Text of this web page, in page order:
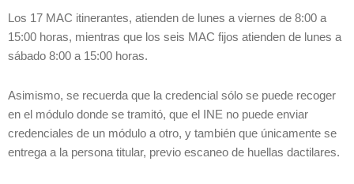
Los 17 MAC itinerantes, atienden de lunes a viernes de 8:00 a
15:00 horas, mientras que los seis MAC fijos atienden de lunes a
sábado 8:00 a 15:00 horas.
Asimismo, se recuerda que la credencial sólo se puede recoger
en el módulo donde se tramitó, que el INE no puede enviar
credenciales de un módulo a otro, y también que únicamente se
entrega a la persona titular, previo escaneo de huellas dactilares.